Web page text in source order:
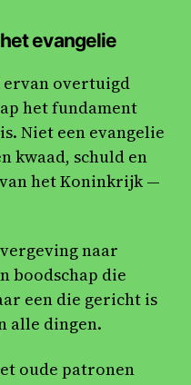
evangelie
ervan overtuigd
het fundament
Niet een evangelie
kwaad, schuld en
het Koninkrijk —
naar
boodschap die
een die gericht is
alle dingen.
oude patronen